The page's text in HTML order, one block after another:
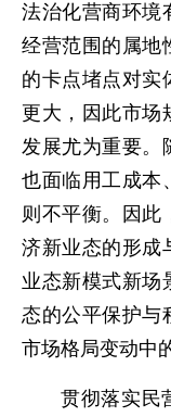
法治化营商环境
经营范围的属地
的卡点堵点对实
更大，因此市场
发展尤为重要。
也面临用工成本
则不平衡。因此
济新业态的形成
业态新模式新场
态的公平保护与
市场格局变动中
贯彻落实民